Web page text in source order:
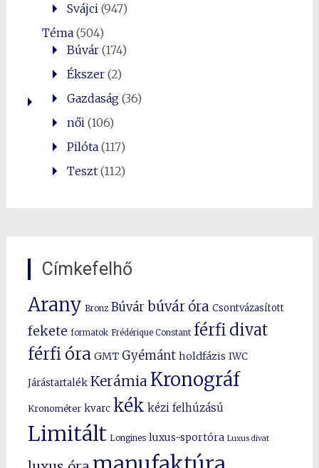
Svájci (947)
Téma(504)
Búvár(174)
Ékszer(2)
Gazdaság(36)
női (106)
Pilóta(117)
Teszt(112)
Címkefelhő
Arany Bronz Búvár búvár óra Csontvázasított
fekete formatok Frédérique Constant férfi divat
férfi óra GMT Gyémánt holdfázis IWC
Járástartalék Kerámia Kronográf
Kronométer kvarc kék kézi felhúzású
Limitált Longines luxus-sportóra Luxus divat